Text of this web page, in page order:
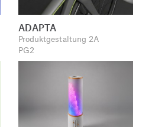
ADAPTA
Produktgestaltung 2A
PG2